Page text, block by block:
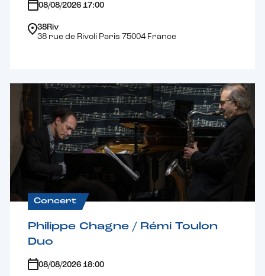
08/08/2026 17:00
38Riv
38 rue de Rivoli Paris 75004 France
Concert
Philippe Chagne / Rémi Toulon
Duo
08/08/2026 18:00